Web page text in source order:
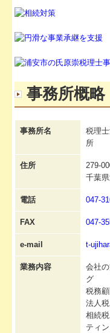
TKCシステムQ&A
経営改善計画の策定支
経営革新等支援機関と
お申込みフォーム
事務所通信継続
事務所概略
事務所名
税理
所
住所
279-
千葉
電話 047-
FAX 047-
e-mail t-
業務内容
会社
グ
税務
法人
相続
ティ